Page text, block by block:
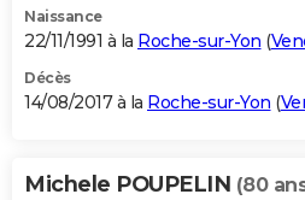
Naissance
22/11/1991 à la Roche-sur-Yon (
Décès
14/08/2017 à la Roche-sur-Yon (
Michele POUPELIN (80